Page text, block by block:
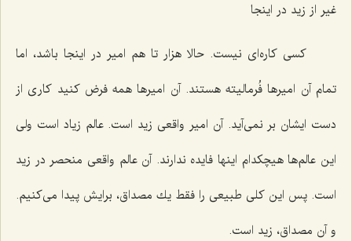
غیر از زید در اینجا
كسى كاره‌اى نیست. حالا هزار تا هم امیر در اینجا باشد، اما
تمام آن امیرها فُرمالیته هستند. آن امیرها همه فرض كنید كارى از
دست ایشان بر نمى‌آید. آن امیر واقعى زید است. عالم زیاد است ولى
این عالم‌ها هیچكدام اینها فایده ندارند. آن عالم واقعى منحصر در زید
است. پس این كلى طبیعى را فقط یك مصداق، برایش پیدا مى‌كنیم.
و آن مصداق، زید است.